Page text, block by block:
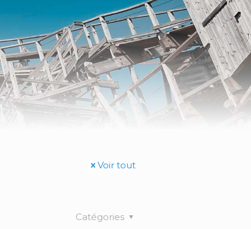
Voir tout
Catégories